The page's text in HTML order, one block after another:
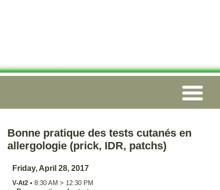
Bonne pratique des tests cutanés en
allergologie (prick, IDR, patchs)
Friday, April 28, 2017
V-At2 • 8:30 AM > 12:30 PM